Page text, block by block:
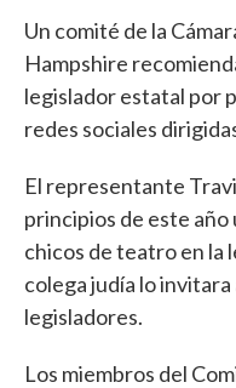
Un comité de la
Hampshire
legislador estatal por
redes sociales
El representante
principios de este año
chicos de teatro en la
colega judía lo
legisladores.
Los miembros del